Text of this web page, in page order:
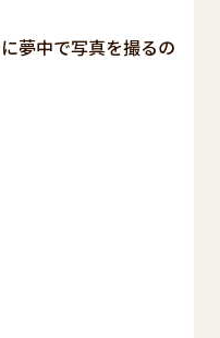
夢中で写真を撮るの